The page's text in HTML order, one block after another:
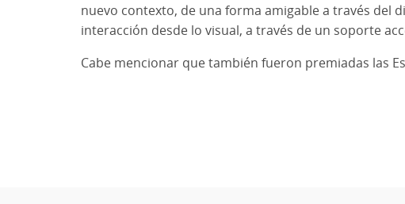
nuevo contexto, de una forma amigable a través del
interacción desde lo visual, a través de un soporte
Cabe mencionar que también fueron premiadas las